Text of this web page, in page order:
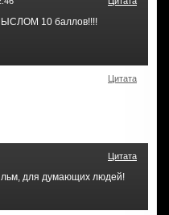
10 баллов!!!!
Цитата
Цитата
для думающих людей!